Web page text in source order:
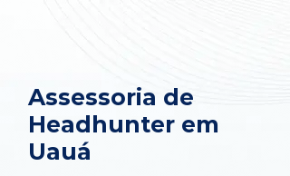
Assessoria de
Headhunter em
Uauá